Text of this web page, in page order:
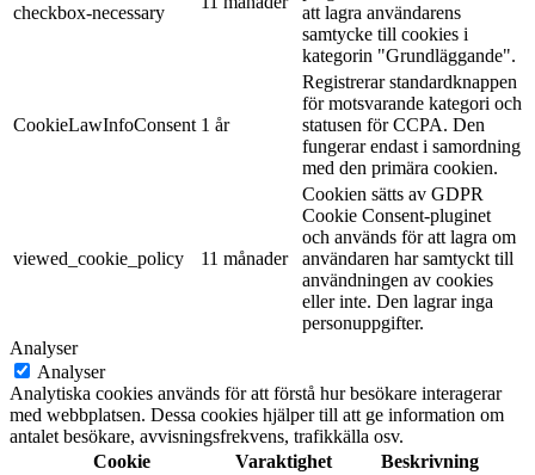
checkbox-necessary
att lagra användarens
samtycke till cookies i
kategorin "Grundläggande".
CookieLawInfoConsent 1 år
Registrerar standardknappen
för motsvarande kategori och
statusen för CCPA. Den
fungerar endast i samordning
med den primära cookien.
viewed_cookie_policy 11 månader
Cookien sätts av GDPR
Cookie Consent-pluginet
och används för att lagra om
användaren har samtyckt till
användningen av cookies
eller inte. Den lagrar inga
personuppgifter.
Analyser
Analyser
Analytiska cookies används för att förstå hur besökare interagerar
med webbplatsen. Dessa cookies hjälper till att ge information om
antalet besökare, avvisningsfrekvens, trafikkälla osv.
Cookie
Varaktighet Beskrivning